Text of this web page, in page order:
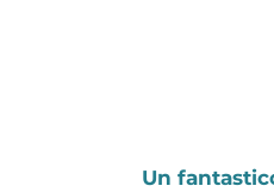
Un